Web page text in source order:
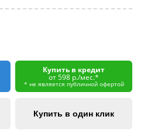
Купить в кредит
от 598 р./мес.*
* не является публичной офертой
Купить в один клик